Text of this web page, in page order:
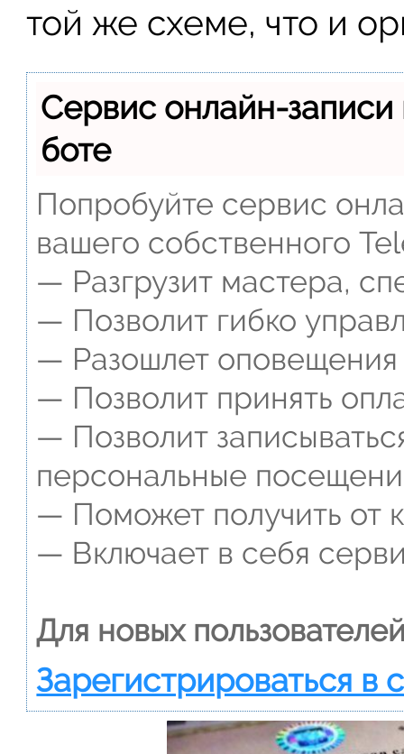
той же схеме, что и
Сервис онлайн-
боте
Попробуйте сервис
вашего собственного
— Разгрузит мастера,
— Позволит гибко
— Разошлет оповещения
— Позволит принять
— Позволит
персональные
— Поможет получить от
— Включает в себя
Для новых
Зарегистрироваться в